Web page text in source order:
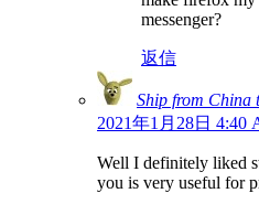
messenger?
返信
Ship from China
2021年1月28日 4:40
Well I definitely liked
you is very useful for